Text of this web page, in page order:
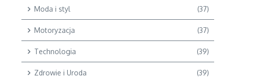
Moda i styl (37)
Motoryzacja (37)
Technologia (39)
Zdrowie i Uroda (39)